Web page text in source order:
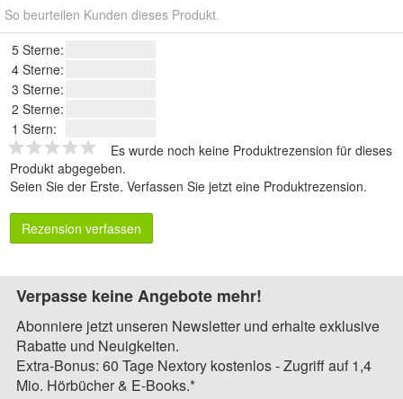
So beurteilen Kunden dieses Produkt.
5 Sterne:
4 Sterne:
3 Sterne:
2 Sterne:
1 Stern:
Es wurde noch keine Produktrezension für dieses
Produkt abgegeben.
Seien Sie der Erste. Verfassen Sie jetzt eine Produktrezension.
Rezension verfassen
Verpasse keine Angebote mehr!
Abonniere jetzt unseren Newsletter und erhalte exklusive
Rabatte und Neuigkeiten.
Extra-Bonus: 60 Tage Nextory kostenlos - Zugriff auf 1,4
Mio. Hörbücher & E-Books.*